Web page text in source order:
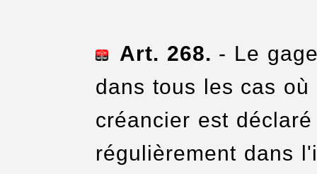
Art. 268. - Le
dans tous les cas
créancier est
régulièrement dans